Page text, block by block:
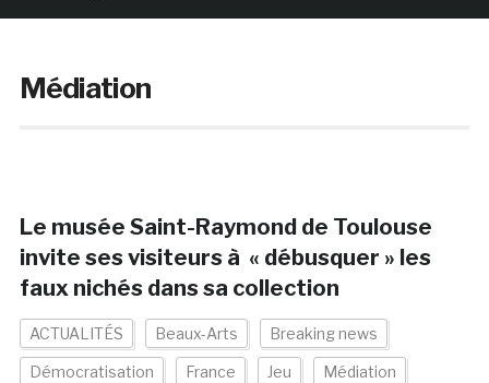
Médiation
Le musée Saint-Raymond de Toulouse
invite ses visiteurs à « débusquer » les
faux nichés dans sa collection
ACTUALITÉS Beaux-Arts Breaking news
Démocratisation France Jeu Médiation